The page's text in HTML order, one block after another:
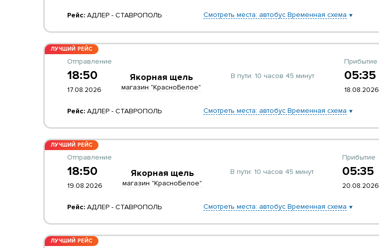
Рейс: АДЛЕР - СТАВРОПОЛЬ Смотреть места: автобус Временная схема
ЛУЧШИЙ РЕЙС
Отправление
18:50
17.08.2026
Якорная щель
магазин "КрасноБелое"
В пути: 10 часов 45 минут
Прибытие
05:35
18.08.2026
Рейс: АДЛЕР - СТАВРОПОЛЬ Смотреть места: автобус Временная схема
ЛУЧШИЙ РЕЙС
Отправление
18:50
19.08.2026
Якорная щель
магазин "КрасноБелое"
В пути: 10 часов 45 минут
Прибытие
05:35
20.08.2026
Рейс: АДЛЕР - СТАВРОПОЛЬ Смотреть места: автобус Временная схема
ЛУЧШИЙ РЕЙС